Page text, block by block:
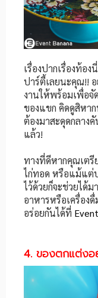
เรื่องปากเรื่องท้อ
ปาร์ตี้เลยนะคุณ!!
งานให้พร้อมเพื่อจั
ของแขก คิดดูสิหา
ต้องมาสะดุดกลาง
แล้ว!
ทางที่ดีหากคุณเตรี
ไก่ทอด หรือแม้แต่
ไว้ด้วยก็จะช่วยได้
อาหารหรือเครื่อง
อร่อยกันได้ที่
4. ของตกแต่งอ